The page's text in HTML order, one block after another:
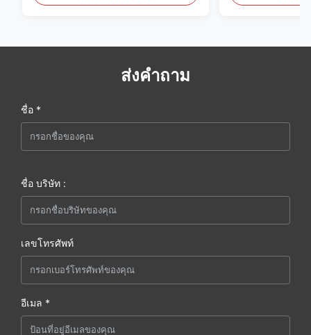
ส่งคำถาม
ชื่อ *
ชื่อ บริษัท :
เลขโทรศัพท์
อีเมล *